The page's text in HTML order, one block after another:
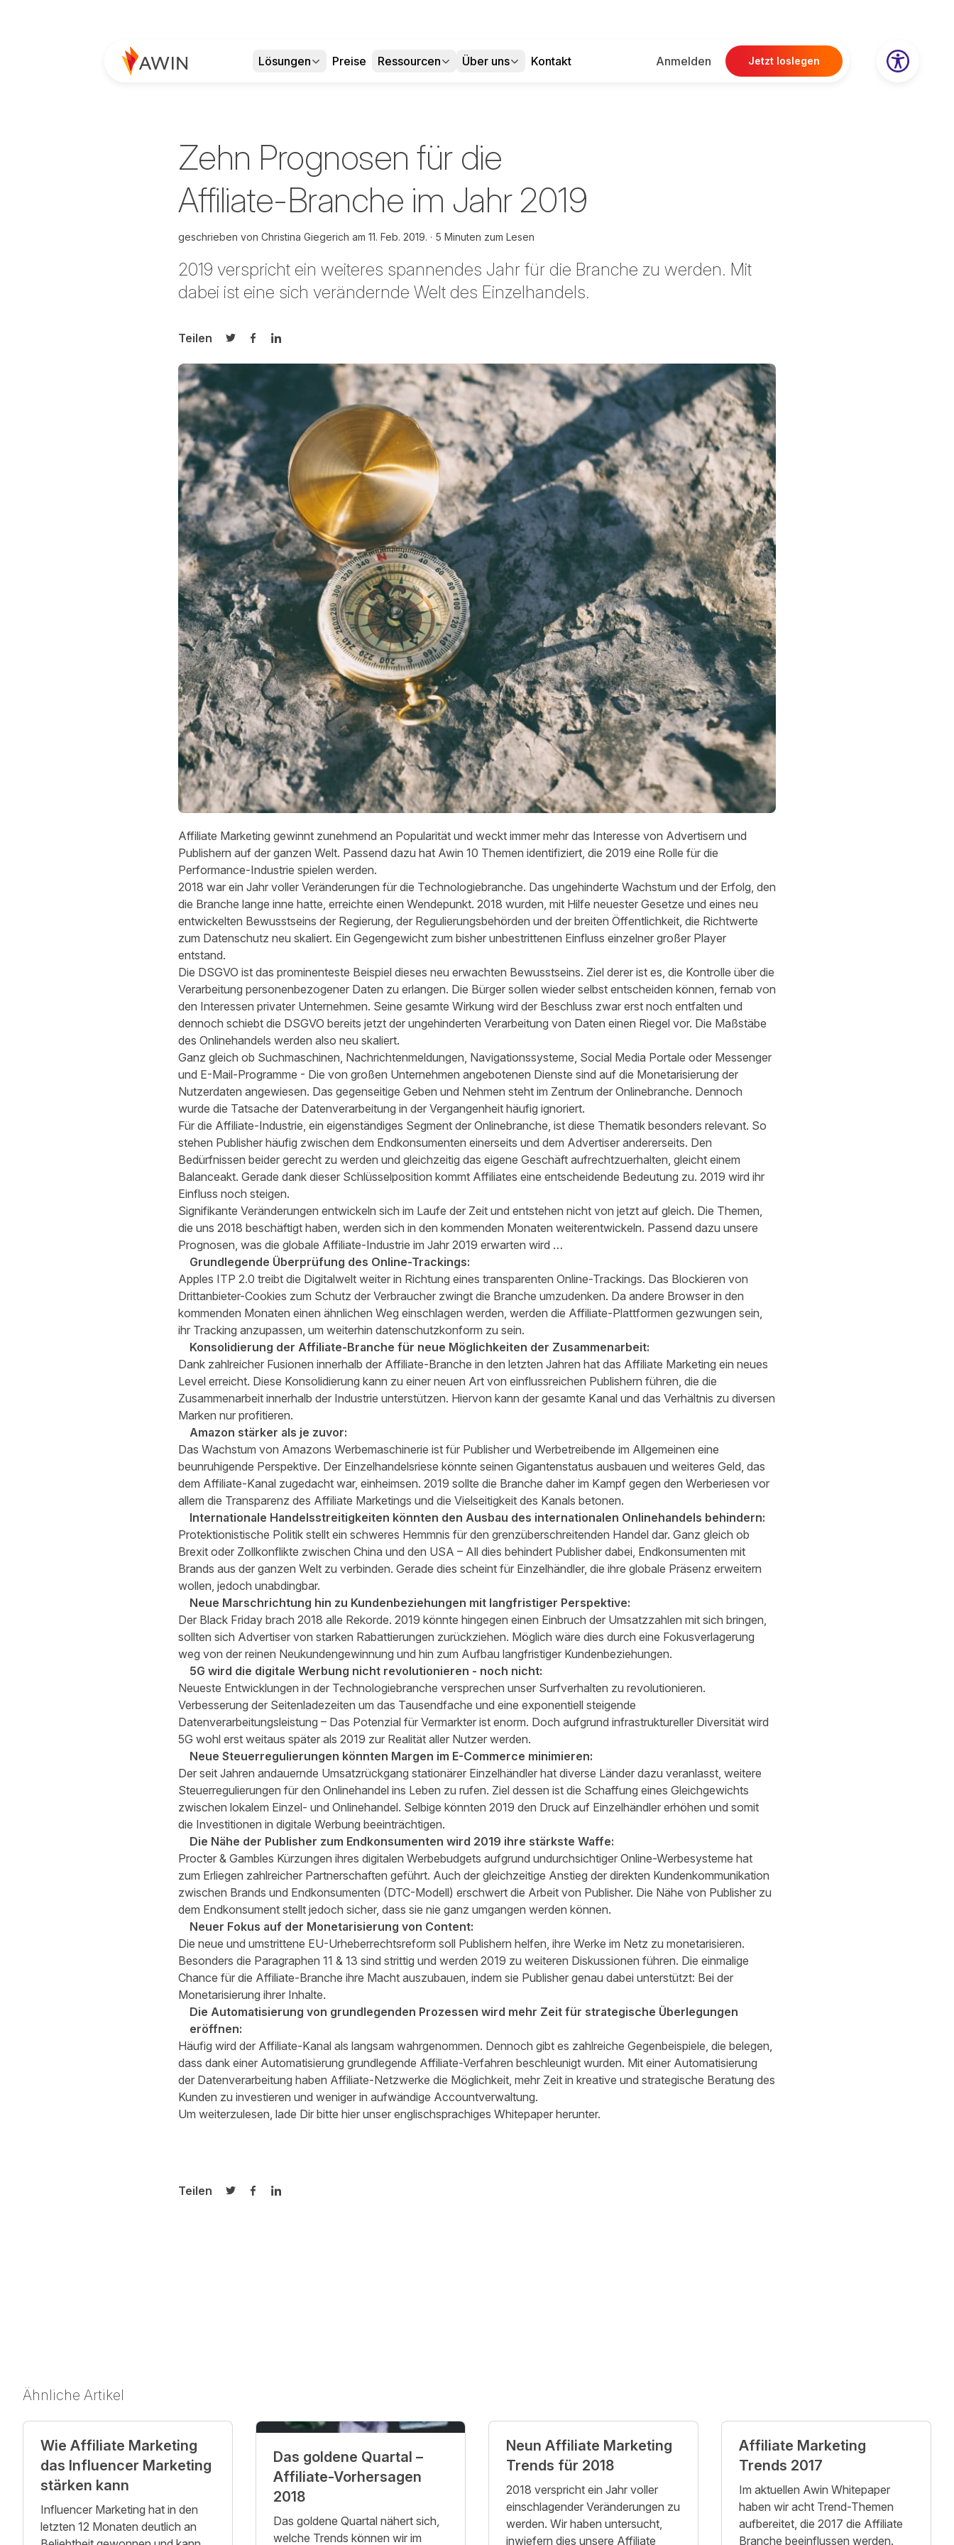
Lösungen Preise Ressourcen Über uns Kontakt Anmelden Jetzt loslegen
Zehn Prognosen für die
Affiliate-Branche im Jahr 2019
geschrieben von Christina Giegerich am 11. Feb. 2019. 5 Minuten zum Lesen
2019 verspricht ein weiteres spannendes Jahr für die Branche zu werden. Mit
dabei ist eine sich verändernde Welt des Einzelhandels.
Teilen
Auf Twitter teilen
Auf Facebook teilen
Auf LinkedIn teilen
Affiliate Marketing gewinnt zunehmend an Popularität und weckt immer mehr das Interesse von Advertisern und
Publishern auf der ganzen Welt. Passend dazu hat Awin 10 Themen identifiziert, die 2019 eine Rolle für die
Performance-Industrie spielen werden.
2018 war ein Jahr voller Veränderungen für die Technologiebranche. Das ungehinderte Wachstum und der Erfolg, den
die Branche lange inne hatte, erreichte einen Wendepunkt. 2018 wurden, mit Hilfe neuester Gesetze und eines neu
entwickelten Bewusstseins der Regierung, der Regulierungsbehörden und der breiten Öffentlichkeit, die Richtwerte
zum Datenschutz neu skaliert. Ein Gegengewicht zum bisher unbestrittenen Einfluss einzelner großer Player
entstand.
Die DSGVO ist das prominenteste Beispiel dieses neu erwachten Bewusstseins. Ziel derer ist es, die Kontrolle über die
Verarbeitung personenbezogener Daten zu erlangen. Die Bürger sollen wieder selbst entscheiden können, fernab von
den Interessen privater Unternehmen. Seine gesamte Wirkung wird der Beschluss zwar erst noch entfalten und
dennoch schiebt die DSGVO bereits jetzt der ungehinderten Verarbeitung von Daten einen Riegel vor. Die Maßstäbe
des Onlinehandels werden also neu skaliert.
Ganz gleich ob Suchmaschinen, Nachrichtenmeldungen, Navigationssysteme, Social Media Portale oder Messenger
und E-Mail-Programme - Die von großen Unternehmen angebotenen Dienste sind auf die Monetarisierung der
Nutzerdaten angewiesen. Das gegenseitige Geben und Nehmen steht im Zentrum der Onlinebranche. Dennoch
wurde die Tatsache der Datenverarbeitung in der Vergangenheit häufig ignoriert.
Für die Affiliate-Industrie, ein eigenständiges Segment der Onlinebranche, ist diese Thematik besonders relevant. So
stehen Publisher häufig zwischen dem Endkonsumenten einerseits und dem Advertiser andererseits. Den
Bedürfnissen beider gerecht zu werden und gleichzeitig das eigene Geschäft aufrechtzuerhalten, gleicht einem
Balanceakt. Gerade dank dieser Schlüsselposition kommt Affiliates eine entscheidende Bedeutung zu. 2019 wird ihr
Einfluss noch steigen.
Signifikante Veränderungen entwickeln sich im Laufe der Zeit und entstehen nicht von jetzt auf gleich. Die Themen,
die uns 2018 beschäftigt haben, werden sich in den kommenden Monaten weiterentwickeln. Passend dazu unsere
Prognosen, was die globale Affiliate-Industrie im Jahr 2019 erwarten wird …
Grundlegende Überprüfung des Online-Trackings:
Apples ITP 2.0 treibt die Digitalwelt weiter in Richtung eines transparenten Online-Trackings. Das Blockieren von
Drittanbieter-Cookies zum Schutz der Verbraucher zwingt die Branche umzudenken. Da andere Browser in den
kommenden Monaten einen ähnlichen Weg einschlagen werden, werden die Affiliate-Plattformen gezwungen sein,
ihr Tracking anzupassen, um weiterhin datenschutzkonform zu sein.
Konsolidierung der Affiliate-Branche für neue Möglichkeiten der Zusammenarbeit:
Dank zahlreicher Fusionen innerhalb der Affiliate-Branche in den letzten Jahren hat das Affiliate Marketing ein neues
Level erreicht. Diese Konsolidierung kann zu einer neuen Art von einflussreichen Publishern führen, die die
Zusammenarbeit innerhalb der Industrie unterstützen. Hiervon kann der gesamte Kanal und das Verhältnis zu diversen
Marken nur profitieren.
Amazon stärker als je zuvor:
Das Wachstum von Amazons Werbemaschinerie ist für Publisher und Werbetreibende im Allgemeinen eine
beunruhigende Perspektive. Der Einzelhandelsriese könnte seinen Gigantenstatus ausbauen und weiteres Geld, das
dem Affiliate-Kanal zugedacht war, einheimsen. 2019 sollte die Branche daher im Kampf gegen den Werberiesen vor
allem die Transparenz des Affiliate Marketings und die Vielseitigkeit des Kanals betonen.
Internationale Handelsstreitigkeiten könnten den Ausbau des internationalen Onlinehandels behindern:
Protektionistische Politik stellt ein schweres Hemmnis für den grenzüberschreitenden Handel dar. Ganz gleich ob
Brexit oder Zollkonflikte zwischen China und den USA – All dies behindert Publisher dabei, Endkonsumenten mit
Brands aus der ganzen Welt zu verbinden. Gerade dies scheint für Einzelhändler, die ihre globale Präsenz erweitern
wollen, jedoch unabdingbar.
Neue Marschrichtung hin zu Kundenbeziehungen mit langfristiger Perspektive:
Der Black Friday brach 2018 alle Rekorde. 2019 könnte hingegen einen Einbruch der Umsatzzahlen mit sich bringen,
sollten sich Advertiser von starken Rabattierungen zurückziehen. Möglich wäre dies durch eine Fokusverlagerung
weg von der reinen Neukundengewinnung und hin zum Aufbau langfristiger Kundenbeziehungen.
5G wird die digitale Werbung nicht revolutionieren - noch nicht:
Neueste Entwicklungen in der Technologiebranche versprechen unser Surfverhalten zu revolutionieren.
Verbesserung der Seitenladezeiten um das Tausendfache und eine exponentiell steigende
Datenverarbeitungsleistung – Das Potenzial für Vermarkter ist enorm. Doch aufgrund infrastruktureller Diversität wird
5G wohl erst weitaus später als 2019 zur Realität aller Nutzer werden.
Neue Steuerregulierungen könnten Margen im E-Commerce minimieren:
Der seit Jahren andauernde Umsatzrückgang stationärer Einzelhändler hat diverse Länder dazu veranlasst, weitere
Steuerregulierungen für den Onlinehandel ins Leben zu rufen. Ziel dessen ist die Schaffung eines Gleichgewichts
zwischen lokalem Einzel- und Onlinehandel. Selbige könnten 2019 den Druck auf Einzelhändler erhöhen und somit
die Investitionen in digitale Werbung beeinträchtigen.
Die Nähe der Publisher zum Endkonsumenten wird 2019 ihre stärkste Waffe:
Procter & Gambles Kürzungen ihres digitalen Werbebudgets aufgrund undurchsichtiger Online-Werbesysteme hat
zum Erliegen zahlreicher Partnerschaften geführt. Auch der gleichzeitige Anstieg der direkten Kundenkommunikation
zwischen Brands und Endkonsumenten (DTC-Modell) erschwert die Arbeit von Publisher. Die Nähe von Publisher zu
dem Endkonsument stellt jedoch sicher, dass sie nie ganz umgangen werden können.
Neuer Fokus auf der Monetarisierung von Content:
Die neue und umstrittene EU-Urheberrechtsreform soll Publishern helfen, ihre Werke im Netz zu monetarisieren.
Besonders die Paragraphen 11 & 13 sind strittig und werden 2019 zu weiteren Diskussionen führen. Die einmalige
Chance für die Affiliate-Branche ihre Macht auszubauen, indem sie Publisher genau dabei unterstützt: Bei der
Monetarisierung ihrer Inhalte.
Die Automatisierung von grundlegenden Prozessen wird mehr Zeit für strategische Überlegungen
eröffnen:
Häufig wird der Affiliate-Kanal als langsam wahrgenommen. Dennoch gibt es zahlreiche Gegenbeispiele, die belegen,
dass dank einer Automatisierung grundlegende Affiliate-Verfahren beschleunigt wurden. Mit einer Automatisierung
der Datenverarbeitung haben Affiliate-Netzwerke die Möglichkeit, mehr Zeit in kreative und strategische Beratung des
Kunden zu investieren und weniger in aufwändige Accountverwaltung.
Um weiterzulesen, lade Dir bitte hier unser englischsprachiges Whitepaper herunter.
Teilen
Auf Twitter teilen
Auf Facebook teilen
Auf LinkedIn teilen
Ähnliche Artikel
Wie Affiliate Marketing
das Influencer Marketing
stärken kann
Influencer Marketing hat in den
letzten 12 Monaten deutlich an
Das goldene Quartal –
Affiliate-Vorhersagen
2018
Das goldene Quartal nähert sich,
welche Trends können wir im
Neun Affiliate Marketing
Trends für 2018
2018 verspricht ein Jahr voller
einschlagender Veränderungen zu
werden. Wir haben untersucht,
inwiefern dies unsere Affiliate
Affiliate Marketing
Trends 2017
Im aktuellen Awin Whitepaper
haben wir acht Trend-Themen
aufbereitet, die 2017 die Affiliate
Branche beeinflussen werden.